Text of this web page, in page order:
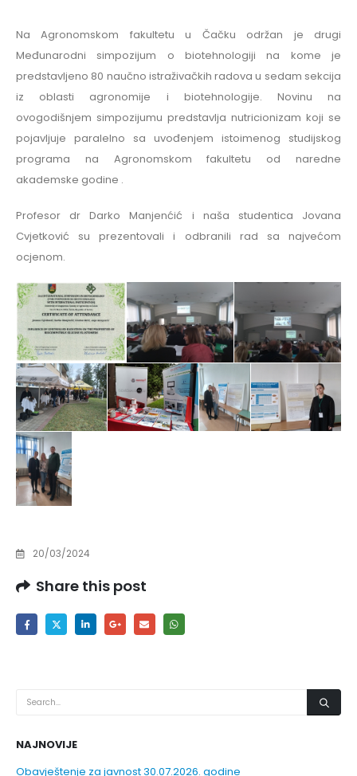
Na Agronomskom fakultetu u Čačku održan je drugi
Međunarodni simpozijum o biotehnologiji na kome je
predstavljeno 80 naučno istraživačkih radova u sedam sekcija
iz oblasti agronomije i biotehnologije. Novinu na
ovogodišnjem simpozijumu predstavlja nutricionizam koji se
pojavljuje paralelno sa uvođenjem istoimenog studijskog
programa na Agronomskom fakultetu od naredne
akademske godine .
Profesor dr Darko Manjenćić i naša studentica Jovana
Cvjetković su prezentovali i odbranili rad sa najvećom
ocjenom.
20/03/2024
Share this post
NAJNOVIJE
Obavještenje za javnost 30.07.2026. godine